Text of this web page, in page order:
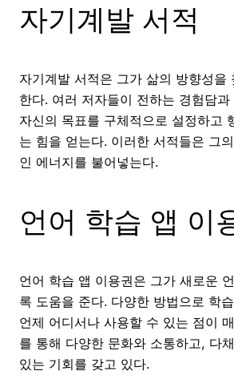
자기계발 서적
자기계발 서적은 그가 삶의 방향성을
한다. 여러 저자들이 전하는 경험담
자신의 목표를 구체적으로 설정하고
는 힘을 얻는다. 이러한 서적들은 그
인 에너지를 불어넣는다.
언어 학습 앱 이
언어 학습 앱 이용권은 그가 새로운
록 도움을 준다. 다양한 방법으로 학
언제 어디서나 사용할 수 있는 점이
를 통해 다양한 문화와 소통하고, 다
있는 기회를 갖고 있다.